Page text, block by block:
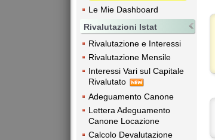
Le Mie Dashboard
Rivalutazioni Istat
Rivalutazione e Interessi
Rivalutazione Mensile
Interessi Vari sul Capitale
Rivalutato
Adeguamento Canone
Lettera Adeguamento
Canone Locazione
Calcolo Devalutazione